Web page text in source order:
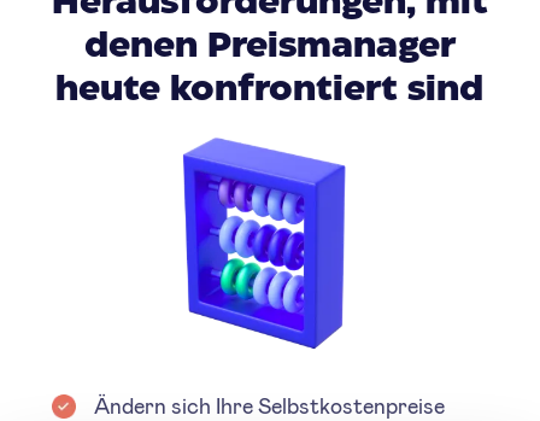
denen Preismanager
heute konfrontiert sind
Ändern sich Ihre Selbstkostenpreise